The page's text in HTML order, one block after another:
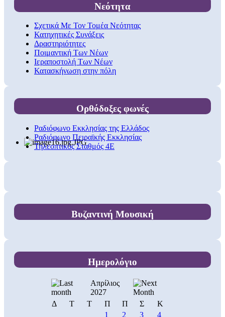
Νεότητα
Σχετικά Με Τον Τομέα Νεότητας
Κατηχητικές Συνάξεις
Δραστηριότητες
Ποιμαντική Των Νέων
Ιεραποστολή Των Νέων
Κατασκήνωση στην πόλη
Ορθόδοξες φωνές
Ραδιόφωνο Εκκλησίας της Ελλάδος
Ραδιόφωνο Πειραϊκής Εκκλησίας
Τηλεοπτικός Σταθμός 4Ε
Βυζαντινή Μουσική
Ημερολόγιο
Απρίλιος
2027
Δ
Τ Τ Π Π Σ
Κ
1
2 3
4